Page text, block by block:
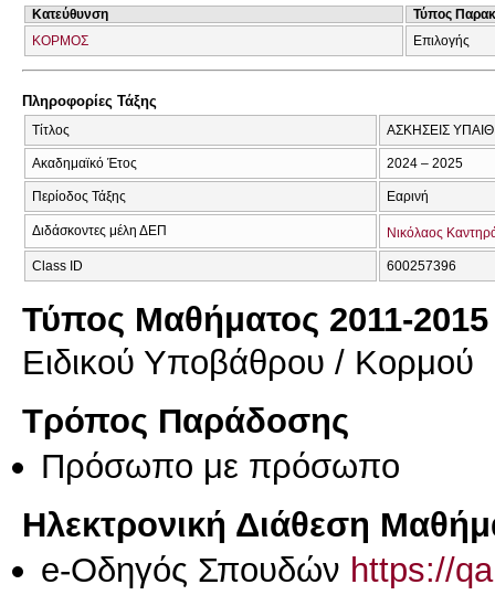
Κατεύθυνση
Τύπος
ΚΟΡΜΟΣ
Επιλογής
Πληροφορίες Τάξης
Τίτλος ΑΣΚΗΣΕΙΣ
Ακαδημαϊκό Έτος 2024 – 2025
Περίοδος Τάξης Εαρινή
Διδάσκοντες μέλη ΔΕΠ Νικόλαος
Class ID 600257396
Τύπος Μαθήματος 2011-2015
Ειδικού Υποβάθρου / Κορμού
Τρόπος Παράδοσης
Πρόσωπο με πρόσωπο
Ηλεκτρονική Διάθεση
e-Οδηγός Σπουδών https://